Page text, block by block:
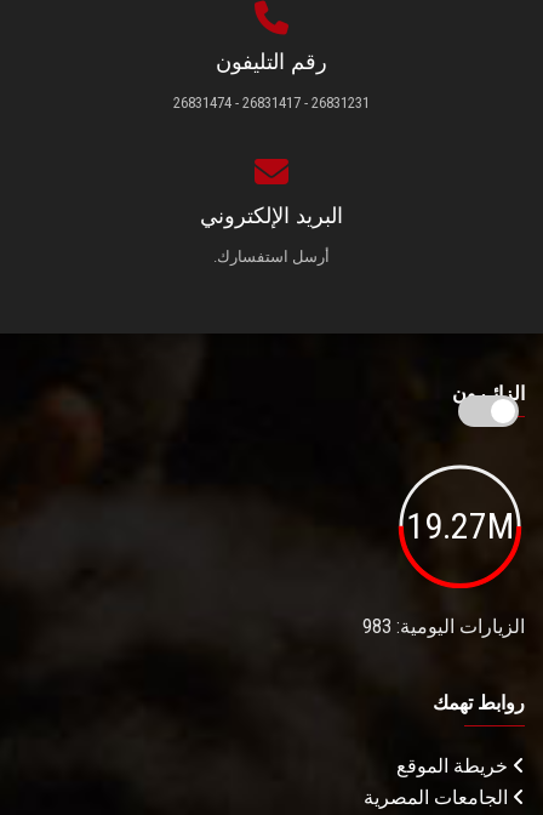
رقم التليفون
26831231 - 26831417 - 26831474
البريد الإلكتروني
أرسل استفسارك.
الزائـرون
19.27M
الزيارات اليومية: 983
روابط تهمك
خريطة الموقع
الجامعات المصرية